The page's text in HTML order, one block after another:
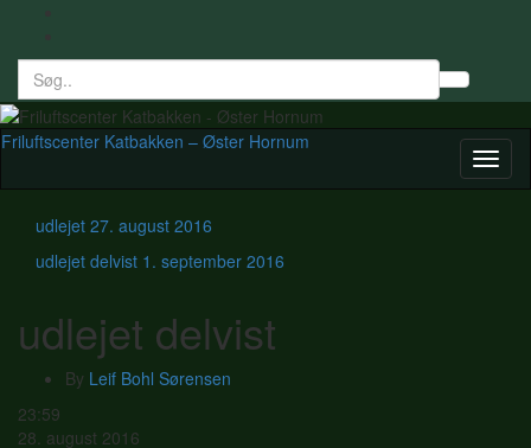
form
Search
for:
Friluftscenter Katbakken – Øster Hornum
udlejet 27. august 2016
udlejet delvist 1. september 2016
udlejet delvist
By Leif Bohl Sørensen
udlejet
delvist
23:59
28. august 2016